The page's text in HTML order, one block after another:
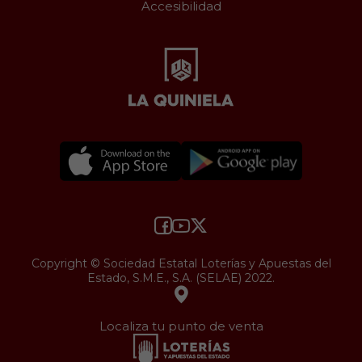
Accesibilidad
Copyright © Sociedad Estatal Loterías y Apuestas del
Estado, S.M.E., S.A. (SELAE) 2022.
Localiza tu punto de venta